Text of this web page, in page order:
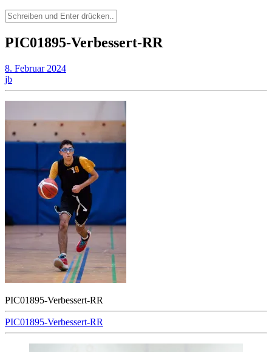
Suchen
nach:
PIC01895-Verbessert-RR
8. Februar 2024
jb
PIC01895-Verbessert-RR
Beitragsnavigation
PIC01895-Verbessert-RR